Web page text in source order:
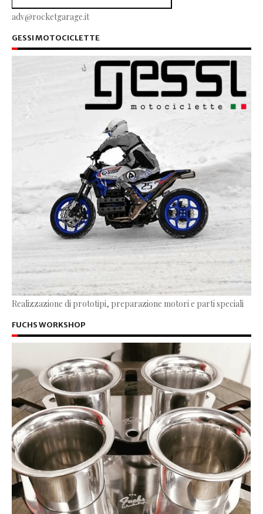
adv@rocketgarage.it
GESSI MOTOCICLETTE
Realizzazione di prototipi, preparazione motori e parti speciali
FUCHS WORKSHOP